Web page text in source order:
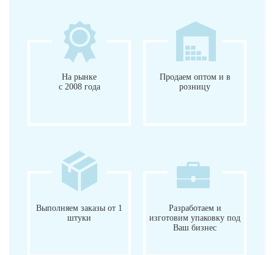
На рынке
с 2008 года
Продаем оптом и в
розницу
Выполняем заказы от 1
штуки
Разработаем и
изготовим упаковку под
Ваш бизнес